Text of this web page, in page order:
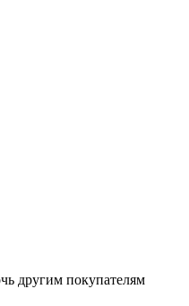
другим покупателям